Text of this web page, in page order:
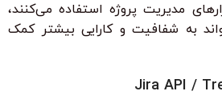
مدیریت پروژه استفاده می‌کنند،
به شفافیت و کارایی بیشتر کمک
Jira API /